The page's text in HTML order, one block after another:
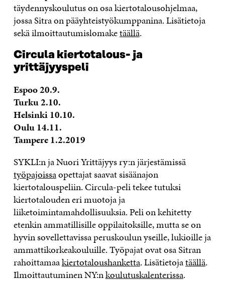
täydennyskoulutus on osa kiertotalousohjelmaa,
jossa Sitra on pääyhteistyökumppanina. Lisätietoja
sekä ilmoittautumislomaketäällä.
Circula kiertotalous- ja
yrittäjyyspeli
Espoo 20.9.
Turku 2.10.
Helsinki 10.10.
Oulu 14.11.
Tampere 1.2.2019
SYKLI:n ja Nuori Yrittäjyys ry:n järjestämissä
työpajoissaopettajat saavat sisäänajon
kiertotalouspeliin. Circula-peli tekee tutuksi
kiertotalouden eri muotoja ja
liiketoimintamahdollisuuksia. Peli on kehitetty
etenkin ammatillisille oppilaitoksille, mutta se on
hyvin sovellettavissa peruskoulun yseille, lukioille ja
ammattikorkeakouluille. Työpajat ovat osa Sitran
rahoittamaakiertotaloushanketta. Lisätietojatäällä.
Ilmoittautuminen NY:nkoulutuskalenterissa.